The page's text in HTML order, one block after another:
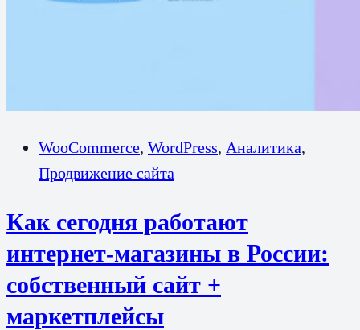
WooCommerce, WordPress, Аналитика,
Продвижение сайта
Как сегодня работают
интернет-магазины в России:
собственный сайт +
маркетплейсы